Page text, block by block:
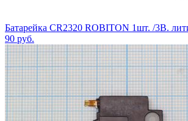
Батарейка CR2320 ROBITON 1шт. /3В.
90 руб.